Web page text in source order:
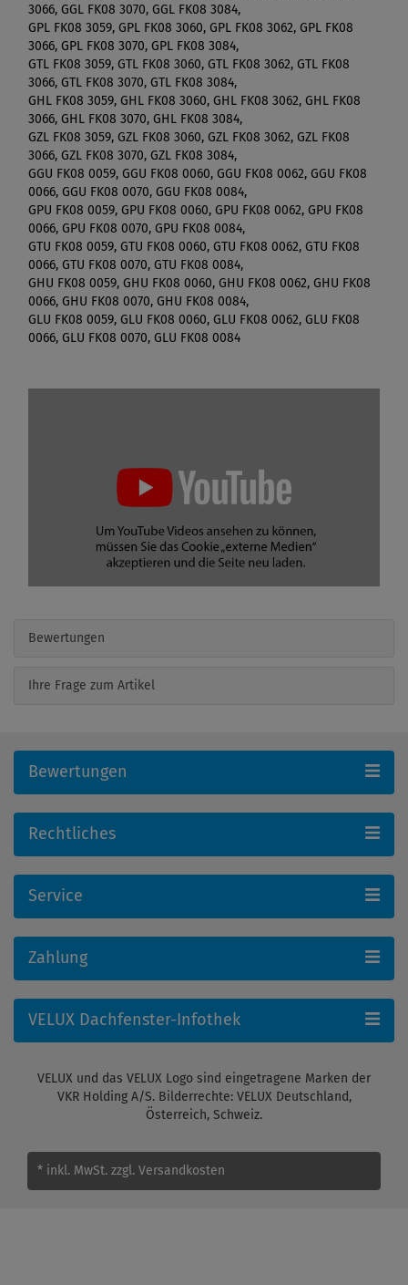
3066, GGL FK08 3070, GGL FK08 3084,
GPL FK08 3059, GPL FK08 3060, GPL FK08 3062, GPL FK08
3066, GPL FK08 3070, GPL FK08 3084,
GTL FK08 3059, GTL FK08 3060, GTL FK08 3062, GTL FK08
3066, GTL FK08 3070, GTL FK08 3084,
GHL FK08 3059, GHL FK08 3060, GHL FK08 3062, GHL FK08
3066, GHL FK08 3070, GHL FK08 3084,
GZL FK08 3059, GZL FK08 3060, GZL FK08 3062, GZL FK08
3066, GZL FK08 3070, GZL FK08 3084,
GGU FK08 0059, GGU FK08 0060, GGU FK08 0062, GGU FK08
0066, GGU FK08 0070, GGU FK08 0084,
GPU FK08 0059, GPU FK08 0060, GPU FK08 0062, GPU FK08
0066, GPU FK08 0070, GPU FK08 0084,
GTU FK08 0059, GTU FK08 0060, GTU FK08 0062, GTU FK08
0066, GTU FK08 0070, GTU FK08 0084,
GHU FK08 0059, GHU FK08 0060, GHU FK08 0062, GHU FK08
0066, GHU FK08 0070, GHU FK08 0084,
GLU FK08 0059, GLU FK08 0060, GLU FK08 0062, GLU FK08
0066, GLU FK08 0070, GLU FK08 0084
Bewertungen
Ihre Frage zum Artikel
Bewertungen
Rechtliches
Service
Zahlung
VELUX Dachfenster-Infothek
VELUX und das VELUX Logo sind eingetragene Marken der
VKR Holding A/S. Bilderrechte: VELUX Deutschland,
Österreich, Schweiz.
* inkl. MwSt. zzgl. Versandkosten